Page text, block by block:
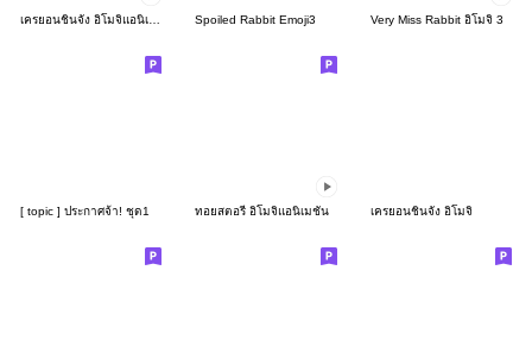
Spoiled Rabbit Emoji3 Very Miss Rabbit อิโมจิ 3
[ topic ] ประกาศจ้า! ชุด1 ทอยสตอรี่ อิโมจิแอนิเมชัน เครยอนชินจัง อิโมจิ